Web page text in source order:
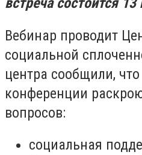
Вебинар проводит
социальной
центра сообщили,
конференции
вопросов:
социальная